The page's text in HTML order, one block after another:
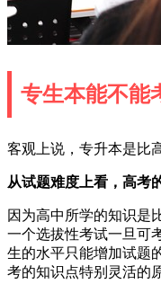
专生本能不能
客观上说，专升本是比
从试题难度上看，高考
因为高中所学的知识是
一个选拔性考试一旦可
生的水平只能增加试题
考的知识点特别灵活的